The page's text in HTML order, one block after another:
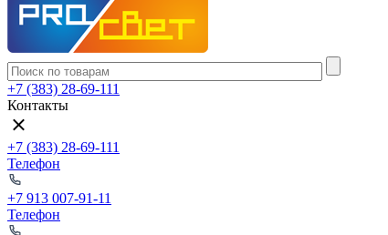
+7 (383) 28-69-111
Контакты
+7 (383) 28-69-111
Телефон
+7 913 007-91-11
Телефон